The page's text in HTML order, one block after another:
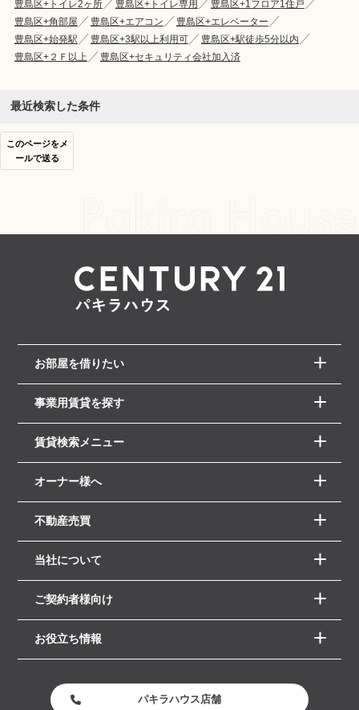
豊島区+トイレ2ヶ所 豊島区+トイレ専用
豊島区+1フロア1住戸
豊島区+角部屋
豊島区+エアコン
豊島区+エレベーター
豊島区+始発駅
豊島区+3駅以上利用可
豊島区+駅徒歩5分以内
豊島区+２Ｆ以上
豊島区+セキュリティ会社加入済
最近検索した条件
このページをメ
ールで送る
お部屋を借りたい
事業用賃貸を探す
賃貸検索メニュー
オーナー様へ
不動産売買
当社について
ご契約者様向け
お役立ち情報
パキラハウス店舗